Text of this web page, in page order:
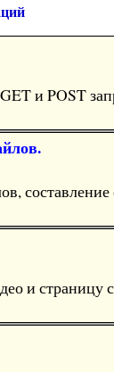
и POST
и страницу